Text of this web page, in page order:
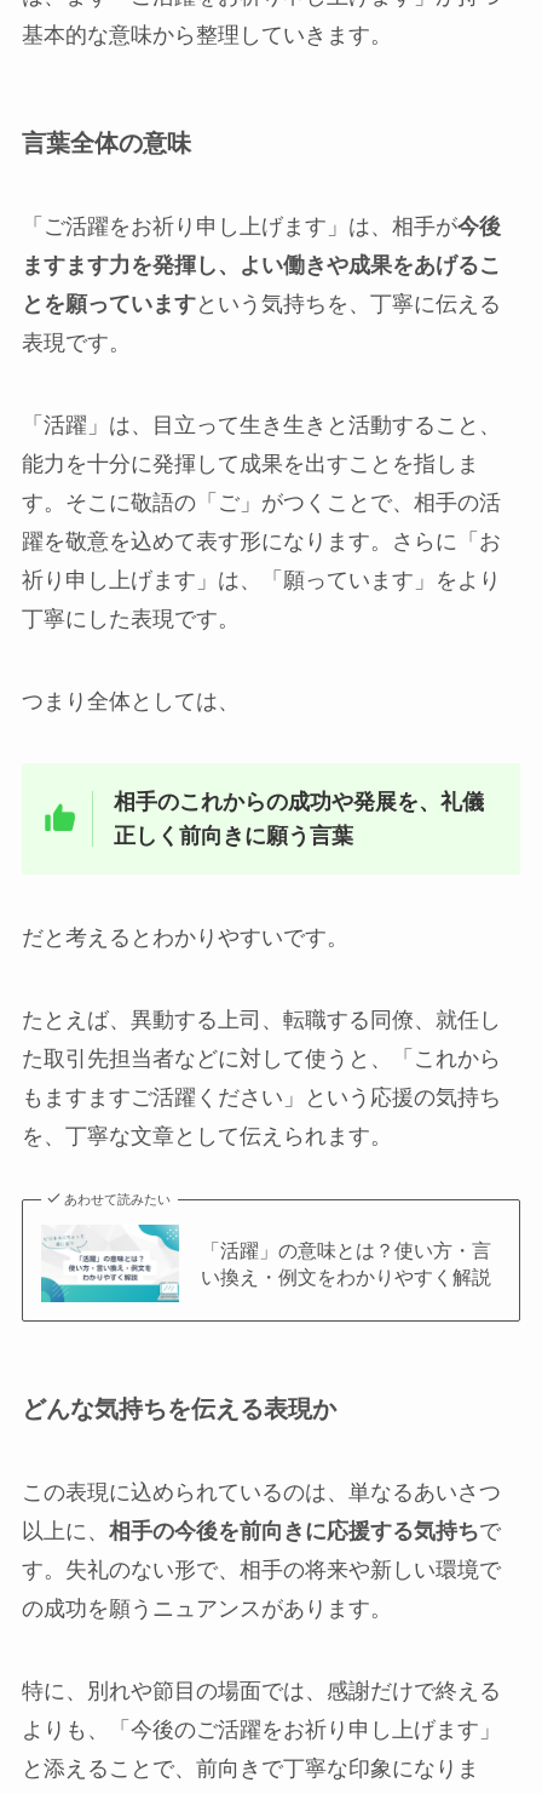
基本的な意味から整理していきます。
言葉全体の意味
「ご活躍をお祈り申し上げます」は、相手が今後
ますます力を発揮し、よい働きや成果をあげるこ
とを願っていますという気持ちを、丁寧に伝える
表現です。
「活躍」は、目立って生き生きと活動すること、
能力を十分に発揮して成果を出すことを指しま
す。そこに敬語の「ご」がつくことで、相手の活
躍を敬意を込めて表す形になります。さらに「お
祈り申し上げます」は、「願っています」をより
丁寧にした表現です。
つまり全体としては、
相手のこれからの成功や発展を、礼儀
正しく前向きに願う言葉
だと考えるとわかりやすいです。
たとえば、異動する上司、転職する同僚、就任し
た取引先担当者などに対して使うと、「これから
もますますご活躍ください」という応援の気持ち
を、丁寧な文章として伝えられます。
あわせて読みたい
「活躍」の意味とは？使い方・言
い換え・例文をわかりやすく解説
どんな気持ちを伝える表現か
この表現に込められているのは、単なるあいさつ
以上に、 相手の今後を前向きに応援する気持ちで
す。失礼のない形で、相手の将来や新しい環境で
の成功を願うニュアンスがあります。
特に、別れや節目の場面では、感謝だけで終える
よりも、「今後のご活躍をお祈り申し上げます」
と添えることで、前向きで丁寧な印象になりま